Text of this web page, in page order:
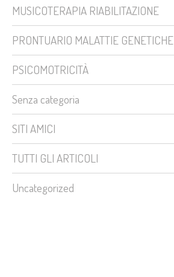
MUSICOTERAPIA RIABILITAZIONE
PRONTUARIO MALATTIE GENETICHE
PSICOMOTRICITÀ
Senza categoria
SITI AMICI
TUTTI GLI ARTICOLI
Uncategorized